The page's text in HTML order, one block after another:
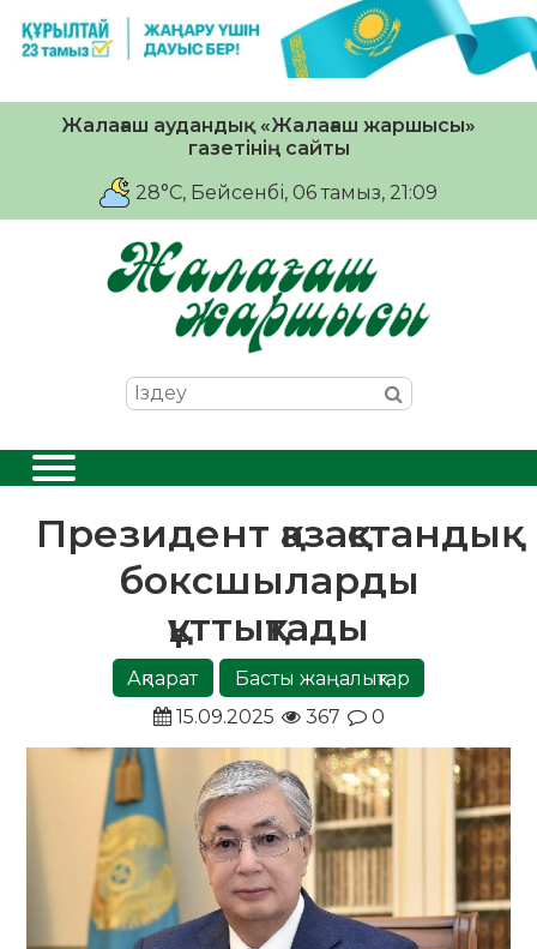
Жалағаш аудандық «Жалағаш жаршысы»
газетінің сайты
28°C, Бейсенбі, 06 тамыз, 21:09
Президент қазақстандық
боксшыларды
құттықтады
Ақпарат
Басты жаңалықтар
15.09.2025
367 0